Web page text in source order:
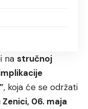
na stručnoj
, koja će se održati
06. maja